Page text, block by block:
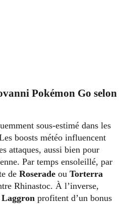
Pokémon Go selon
sous-estimé dans les
boosts météo influencent
attaques, aussi bien pour
Par temps ensoleillé, par
de Roserade ou Torterra
Rhinastoc. À l’inverse,
Laggron profitent d’un bonus